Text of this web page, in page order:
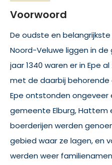
Voorwoord
De oudste en
Noord-Veluwe liggen in
jaar 1340 waren er in Epe
met de daarbij behorende
Epe ontstonden ongeveer
gemeente Elburg, Hattem
boerderijen werden
gebied waar ze lagen, en
werden weer